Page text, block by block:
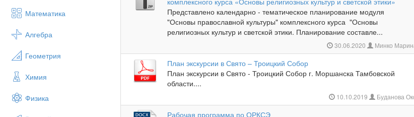
Математика
Алгебра
Геометрия
Химия
Физика
Представлено календарно - тематическое планирование модуля
"Основы православной культуры" комплексного курса "Основы
религиозных культур и светской этики. Планирование составле...
30.06.2020 Минко
План экскурсии в Свято – Троицкий Собор
План экскурсии в Свято - Троицкий Собор г. Моршанска Тамбовской
области....
10.10.2019 Буданова
Рабочая программа по ОРКСЭ